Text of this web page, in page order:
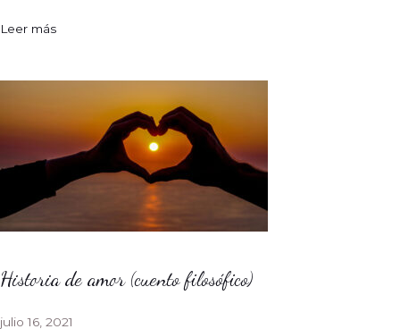
Leer más
Historia de amor (cuento filosófico)
julio 16, 2021